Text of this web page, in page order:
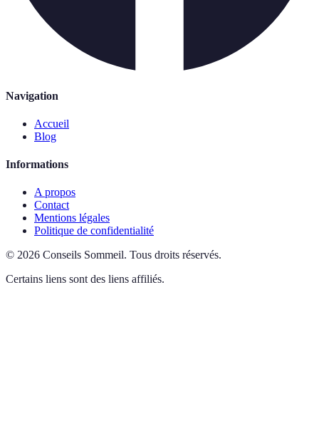
Navigation
Accueil
Blog
Informations
A propos
Contact
Mentions légales
Politique de confidentialité
© 2026 Conseils Sommeil. Tous droits réservés.
Certains liens sont des liens affiliés.